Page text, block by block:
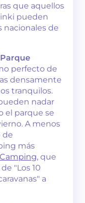
que aquellos
pueden
nacionales de
Parque
perfecto de
densamente
tranquilos.
nadar
el parque se
A menos
de
más
, que
"Los 10
a